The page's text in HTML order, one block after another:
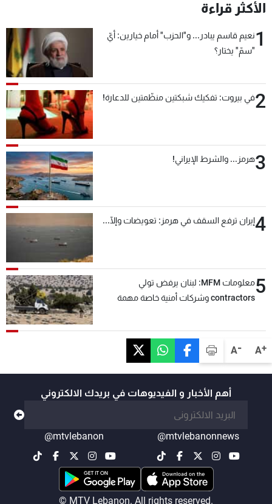
A+
A-
الأكثر قراءة
1نعيم قاسم يبادر... و"الحزب" أمام خيارين: أيّ
"سمّ" يختار؟
2في بيروت: تفكيك شبكتين منظّمتين للدعارة!
3هرمز... والشرط الإيراني!
4إيران ترفع السقف في هرمز: تعويضات وإلّا...
5
معلومات MFM: لبنان يرفض تولي
contractors وشركات أمنية خاصة مهمة
أهم الأخبار و الفيديوهات في بريدك الالكتروني
@mtvlebanonnews
@mtvlebanon
© MTV Lebanon. All rights reserved.